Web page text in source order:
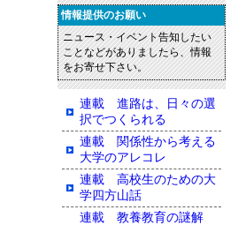
情報提供のお願い
ニュース・イベント告知したい
ことなどがありましたら、情報
をお寄せ下さい。
連載 進路は、日々の選
択でつくられる
連載 関係性から考える
大学のアレコレ
連載 高校生のための大
学四方山話
連載 教養教育の謎解